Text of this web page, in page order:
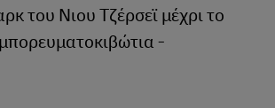
του Νιου Τζέρσεϊ μέχρι το
-